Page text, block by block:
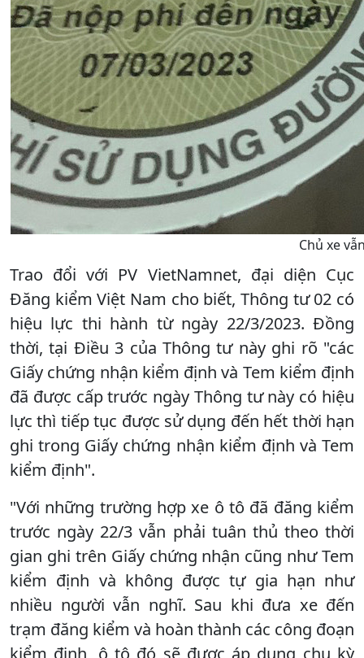
Chủ xe
Trao đổi với PV VietNamnet, đại diện Cục
Đăng kiểm Việt Nam cho biết, Thông tư 02 có
hiệu lực thi hành từ ngày 22/3/2023. Đồng
thời, tại Điều 3 của Thông tư này ghi rõ "các
Giấy chứng nhận kiểm định và Tem kiểm định
đã được cấp trước ngày Thông tư này có hiệu
lực thì tiếp tục được sử dụng đến hết thời hạn
ghi trong Giấy chứng nhận kiểm định và Tem
kiểm định".
"Với những trường hợp xe ô tô đã đăng kiểm
trước ngày 22/3 vẫn phải tuân thủ theo thời
gian ghi trên Giấy chứng nhận cũng như Tem
kiểm định và không được tự gia hạn như
nhiều người vẫn nghĩ. Sau khi đưa xe đến
trạm đăng kiểm và hoàn thành các công đoạn
kiểm định, ô tô đó sẽ được áp dụng chu kỳ